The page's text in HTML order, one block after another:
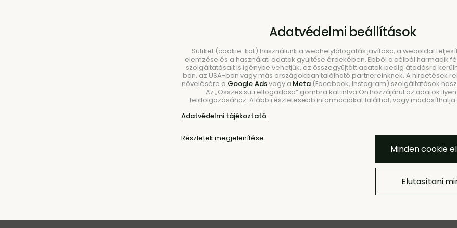
ÉTKEZÉS
Adatvédelmi beállítások
Sütiket (cookie-kat) használunk a webhelylátogatás javítása, a weboldal
elemzése és a használati adatok gyűjtése érdekében. Ebből a célból harmadik
szolgáltatásait is igénybe vehetjük, az összegyűjtött adatok pedig átadásra
ban, az USA-ban vagy más országokban található partnereinknek. A hirdetések
növelésére a Google Adsvagy a Meta (Facebook, Instagram) szolgáltatások
Az „Összes süti elfogadása” gombra kattintva Ön hozzájárul az adatok
feldolgozásához. Alább részletesebb információkat találhat, vagy
Adatvédelmi tájékoztató
Részletek megjelenítése
Minden cookie
Elutasítani